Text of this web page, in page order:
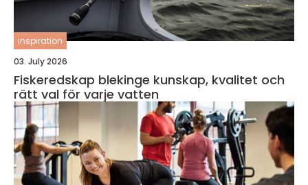
inspiration
03. July 2026
Fiskeredskap blekinge kunskap, kvalitet och
rätt val för varje vatten